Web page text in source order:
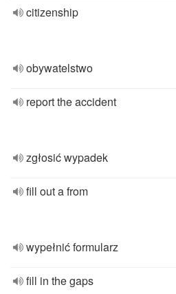
citizenship
obywatelstwo
report the accident
zgłosić wypadek
fill out a from
wypełnić formularz
fill in the gaps